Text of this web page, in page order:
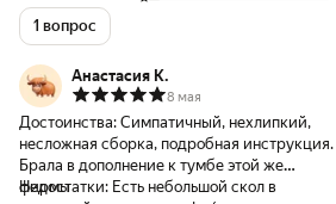
1 вопрос
Анастасия К.
8 мая
Достоинства: Симпатичный, нехлипкий,
несложная сборка, подробная инструкция.
Брала в дополнение к тумбе этой же
фирмы
Недостатки: Есть небольшой скол в